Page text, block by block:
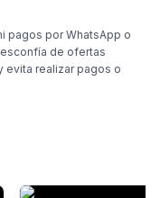
pagos por WhatsApp o
de ofertas
evita realizar pagos o